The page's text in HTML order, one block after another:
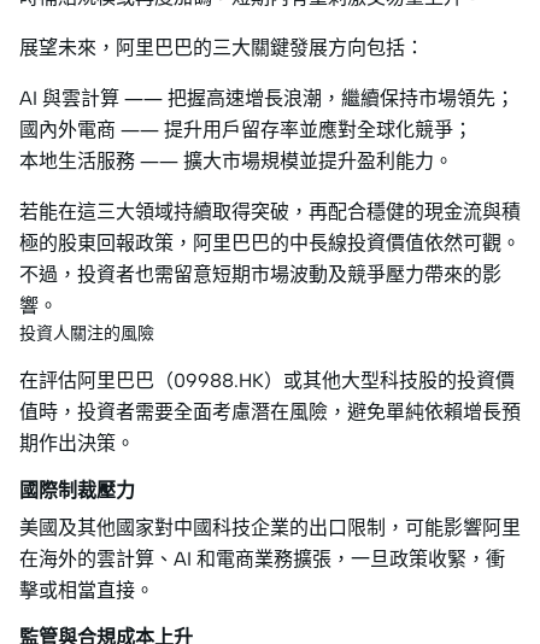
展望未來，阿里巴巴的三大關鍵發展方向包括：
AI 與雲計算 —— 把握高速增長浪潮，繼續保持市場領先；
國內外電商 —— 提升用戶留存率並應對全球化競爭；
本地生活服務 —— 擴大市場規模並提升盈利能力。
若能在這三大領域持續取得突破，再配合穩健的現金流與積
極的股東回報政策，阿里巴巴的中長線投資價值依然可觀。
不過，投資者也需留意短期市場波動及競爭壓力帶來的影
響。
投資人關注的風險
在評估阿里巴巴（09988.HK）或其他大型科技股的投資價
值時，投資者需要全面考慮潛在風險，避免單純依賴增長預
期作出決策。
國際制裁壓力
美國及其他國家對中國科技企業的出口限制，可能影響阿里
在海外的雲計算、AI 和電商業務擴張，一旦政策收緊，衝
擊或相當直接。
監管與合規成本上升